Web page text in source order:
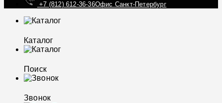
+7 (812) 612-36-36Офис Санкт-Петербург
Каталог
Поиск
Звонок